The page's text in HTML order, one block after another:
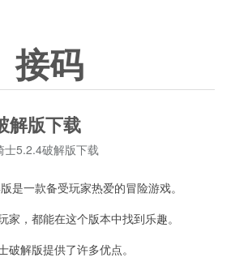
接码
解版下载
士5.2.4破解版下载
一款备受玩家热爱的冒险游戏。
，都能在这个版本中找到乐趣。
解版提供了许多优点。